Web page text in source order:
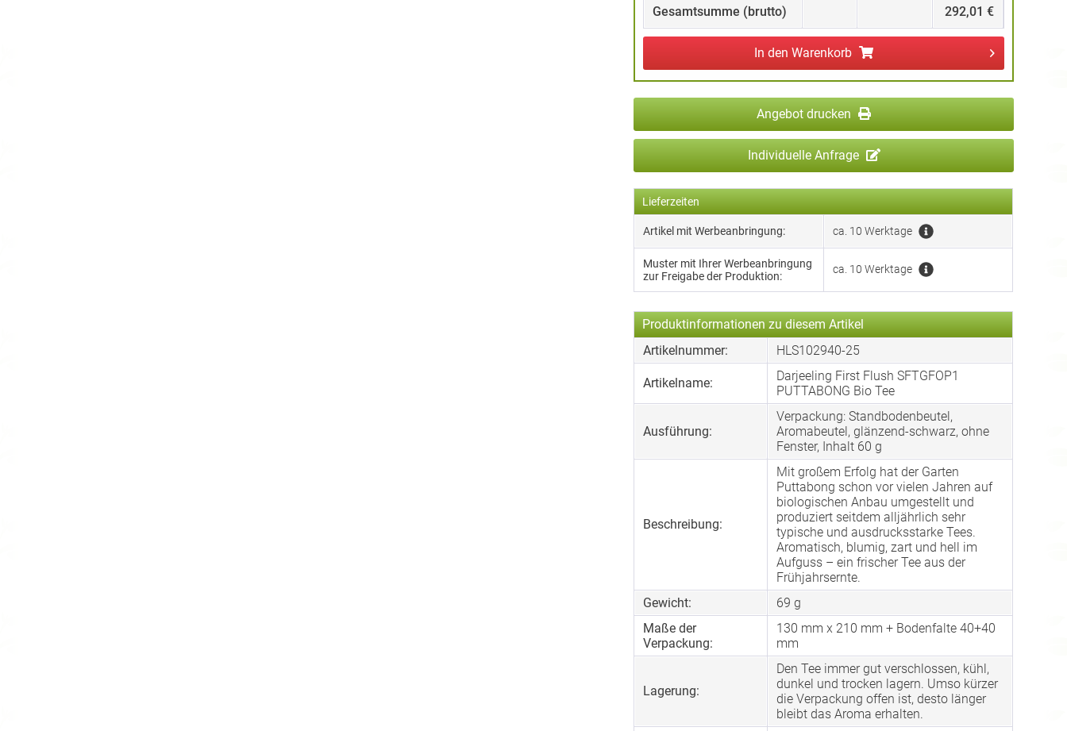
Gesamtsumme (brutto) 292,01 €
In den Warenkorb
Angebot drucken
Individuelle Anfrage
Lieferzeiten
Artikel mit Werbeanbringung: ca. 10 Werktage
Muster mit Ihrer Werbeanbringung
zur Freigabe der Produktion:
ca. 10 Werktage
Produktinformationen zu diesem Artikel
Artikelnummer:
HLS102940-25
Artikelname:
Darjeeling First Flush SFTGFOP1
PUTTABONG Bio Tee
Ausführung:
Verpackung: Standbodenbeutel,
Aromabeutel, glänzend-schwarz, ohne
Fenster, Inhalt 60 g
Beschreibung:
Mit großem Erfolg hat der Garten
Puttabong schon vor vielen Jahren auf
biologischen Anbau umgestellt und
produziert seitdem alljährlich sehr
typische und ausdrucksstarke Tees.
Aromatisch, blumig, zart und hell im
Aufguss – ein frischer Tee aus der
Frühjahrsernte.
Gewicht:
69 g
Maße der
Verpackung:
130 mm x 210 mm + Bodenfalte 40+40
mm
Lagerung:
Den Tee immer gut verschlossen, kühl,
dunkel und trocken lagern. Umso kürzer
die Verpackung offen ist, desto länger
bleibt das Aroma erhalten.